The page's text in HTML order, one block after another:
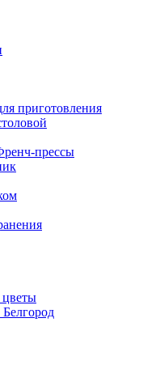
приготовления
прессы
цветы